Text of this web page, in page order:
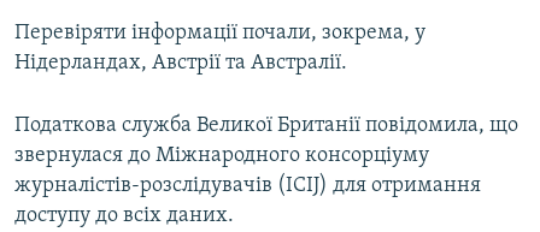
Перевіряти інформації почали, зокрема, у
Нідерландах, Австрії та Австралії.
Податкова служба Великої Британії повідомила, що
звернулася до Міжнародного консорціуму
журналістів-розслідувачів (ICIJ) для отримання
доступу до всіх даних.